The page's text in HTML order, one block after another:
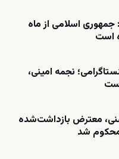
اسلامی از ماه
نجمه امینی،
معترض بازداشت‌شده
محکوم شد